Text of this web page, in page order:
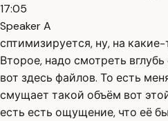
17:05
Speaker A
сптимизируется, ну, на
Второе, надо смотреть
вот здесь файлов. То есть
смущает такой объём вот
есть есть ощущение, что её